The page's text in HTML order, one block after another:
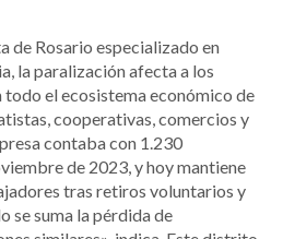
de Rosario especializado en
la paralización afecta a los
el ecosistema económico de
cooperativas, comercios y
contaba con 1.230
de 2023, y hoy mantiene
tras retiros voluntarios y
se suma la pérdida de